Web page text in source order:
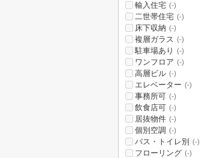
輸入住宅 (-)
二世帯住宅 (-)
床下収納 (-)
複層ガラス (-)
駐車場あり (-)
ワンフロア (-)
高層ビル (-)
エレベーター (-)
事務所可 (-)
飲食店可 (-)
居抜物件 (-)
個別空調 (-)
バス・トイレ別 (-)
フローリング (-)